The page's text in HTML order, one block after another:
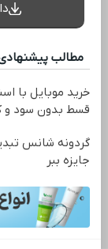
مطالب
قسط بدون سود و
گردونه شانس
جایزه ببر